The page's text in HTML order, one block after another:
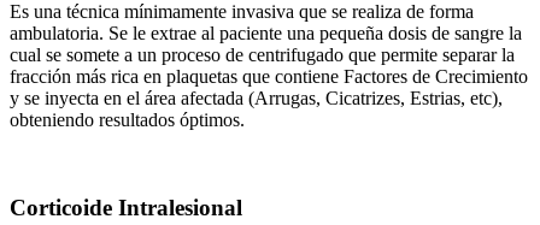
Es una técnica mínimamente invasiva que se realiza de forma
ambulatoria. Se le extrae al paciente una pequeña dosis de sangre la
cual se somete a un proceso de centrifugado que permite separar la
fracción más rica en plaquetas que contiene Factores de Crecimiento
y se inyecta en el área afectada (Arrugas, Cicatrizes, Estrias, etc),
obteniendo resultados óptimos.
Corticoide Intralesional